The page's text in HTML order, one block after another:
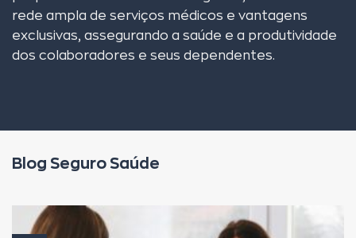
rede ampla de serviços médicos e vantagens
exclusivas, assegurando a saúde e a produtividade
dos colaboradores e seus dependentes.
Blog Seguro Saúde